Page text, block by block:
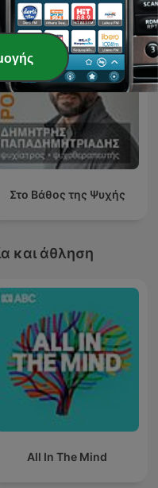
Στο Βάθος της Ψυχής
και άθληση
All In The Mind